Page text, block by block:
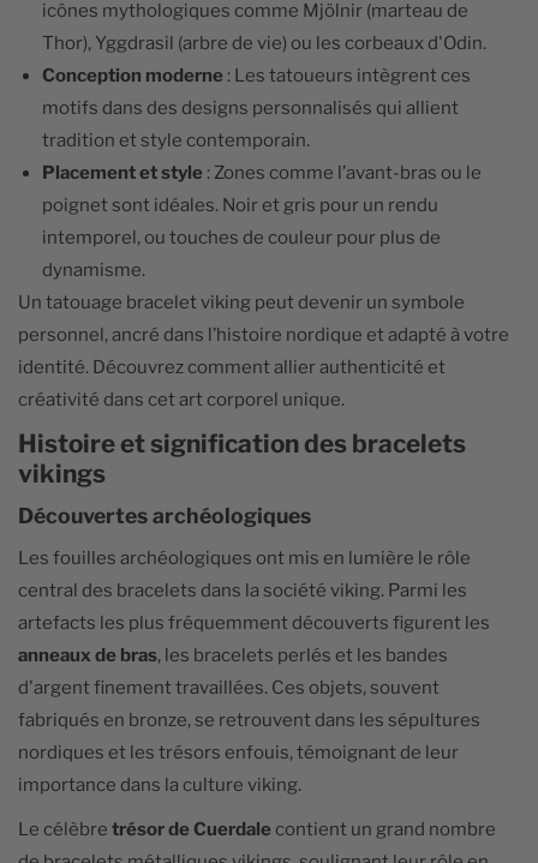
icônes mythologiques comme Mjölnir (marteau de
Thor), Yggdrasil (arbre de vie) ou les corbeaux d'Odin.
Conception moderne : Les tatoueurs intègrent ces
motifs dans des designs personnalisés qui allient
tradition et style contemporain.
Placement et style : Zones comme l’avant-bras ou le
poignet sont idéales. Noir et gris pour un rendu
intemporel, ou touches de couleur pour plus de
dynamisme.
Un tatouage bracelet viking peut devenir un symbole
personnel, ancré dans l’histoire nordique et adapté à votre
identité. Découvrez comment allier authenticité et
créativité dans cet art corporel unique.
Histoire et signification des bracelets
vikings
Découvertes archéologiques
Les fouilles archéologiques ont mis en lumière le rôle
central des bracelets dans la société viking. Parmi les
artefacts les plus fréquemment découverts figurent les
anneaux de bras, les bracelets perlés et les bandes
d'argent finement travaillées. Ces objets, souvent
fabriqués en bronze, se retrouvent dans les sépultures
nordiques et les trésors enfouis, témoignant de leur
importance dans la culture viking.
Le célèbre trésor de Cuerdale contient un grand nombre